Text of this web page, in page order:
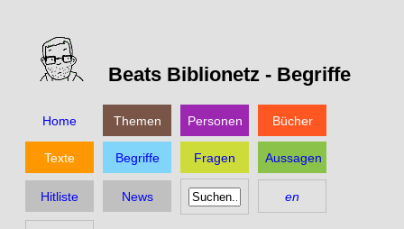
Beats Biblionetz - Begriffe
Home Themen Personen Bücher
Texte Begriffe Fragen Aussagen
Hitliste News en